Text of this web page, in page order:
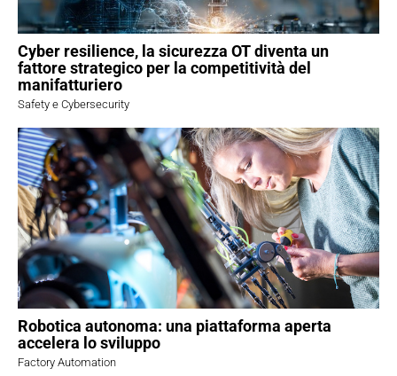
Cyber resilience, la sicurezza OT diventa un
fattore strategico per la competitività del
manifatturiero
Safety e Cybersecurity
Robotica autonoma: una piattaforma aperta
accelera lo sviluppo
Factory Automation